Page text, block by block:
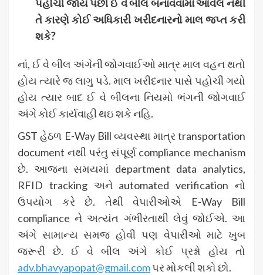
પહોચી જાય પછી ઈ વે બીલ બનાવવામાં આવેલ નથી
તે કારણે કોઈ અધિકારી ખરીદનારનો માલ જપ્ત કરી
શકે?
નાં, ઈ વે બીલ અંગેની જોગવાઈઓ માત્ર માલ વહન થતો
હોય ત્યારે જ લાગુ પડે. માલ ખરીદનાર પાસે પહોચી ગયો
હોય ત્યાર બાદ ઈ વે બીલના નિયમો ભંગની જોગવાઈ
અંગે કોઈ કાર્યવાહી થઇ શકે નહિ.
GST હેઠળ E-Way Bill વ્યવસ્થા માત્ર transportation
document નથી પરંતુ સંપૂર્ણ compliance mechanism
છે. આજના સમયમાં department data analytics,
RFID tracking અને automated verification નો
ઉપયોગ કરે છે. તેથી વેપારીઓએ E-Way Bill
compliance ને અત્યંત ગંભીરતાથી લેવું જોઈએ. આ
અંગે સામાન્ય સમજ હોવી પણ વેપારીઓ માટે ખુબ
જરૂરી છે. ઈ વે બીલ અંગે કોઈ પ્રશ્નો હોય તો
adv.bhavyapopat@gmail.comપર મોકલી શકો છો.